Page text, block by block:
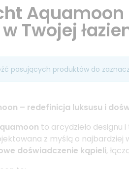
Twojej
pasujących produktów do
– redefinicja luksusu i
to arcydzieło designu
z myślą o
doświadczenie kąpieli,